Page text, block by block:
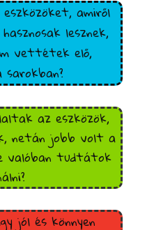
amiről
lesznek,
vettétek elő,
az eszközök,
netán jobb volt a
valóban tudtátok
jól és könnyen